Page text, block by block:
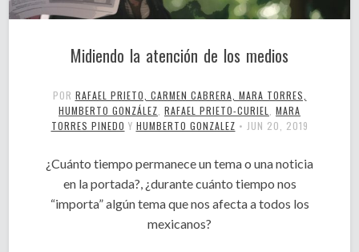
Midiendo la atención de los medios
POR RAFAEL PRIETO, CARMEN CABRERA, MARA TORRES,
HUMBERTO GONZÁLEZ RAFAEL PRIETO-CURIEL
MARA
TORRES PINEDO Y HUMBERTO GONZALEZ • JUN 20, 2019
¿Cuánto tiempo permanece un tema o una noticia
en la portada?, ¿durante cuánto tiempo nos
“importa” algún tema que nos afecta a todos los
mexicanos?